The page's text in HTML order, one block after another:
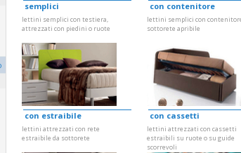
semplici
lettini semplici con testiera,
attrezzati con piedini o ruote
con estraibile
lettini attrezzati con rete
estraibile da sottorete
con contenitore
lettini semplici con
sottorete apribile
con cassetti
lettini attrezzati con cassetti
estraibili su ruote o su guide
scorrevoli